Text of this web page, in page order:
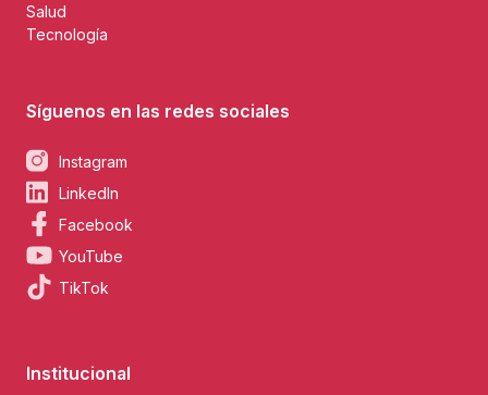
Salud
Tecnología
Síguenos en las redes sociales
Instagram
LinkedIn
Facebook
YouTube
TikTok
Institucional